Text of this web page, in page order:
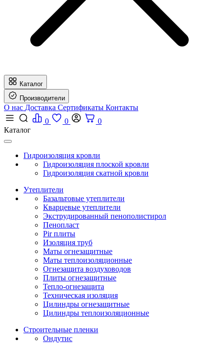
Каталог
Производители
О нас Доставка Сертификаты Контакты
0
0
0
Каталог
Гидроизоляция кровли
Гидроизоляция плоской кровли
Гидроизоляция скатной кровли
Утеплители
Базальтовые утеплители
Кварцевые утеплители
Экструдированный пенополистирол
Пенопласт
Pir плиты
Изоляция труб
Маты огнезащитные
Маты теплоизоляционные
Огнезащита воздуховодов
Плиты огнезащитные
Тепло-огнезащита
Техническая изоляция
Цилиндры огнезащитные
Цилиндры теплоизоляционные
Строительные пленки
Ондутис